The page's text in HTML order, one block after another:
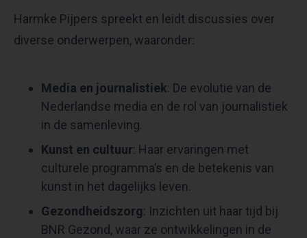
Harmke Pijpers spreekt en leidt discussies over
diverse onderwerpen, waaronder:
Media en journalistiek: De evolutie van de
Nederlandse media en de rol van journalistiek
in de samenleving.​
Kunst en cultuur: Haar ervaringen met
culturele programma’s en de betekenis van
kunst in het dagelijks leven.​
Gezondheidszorg: Inzichten uit haar tijd bij
BNR Gezond, waar ze ontwikkelingen in de